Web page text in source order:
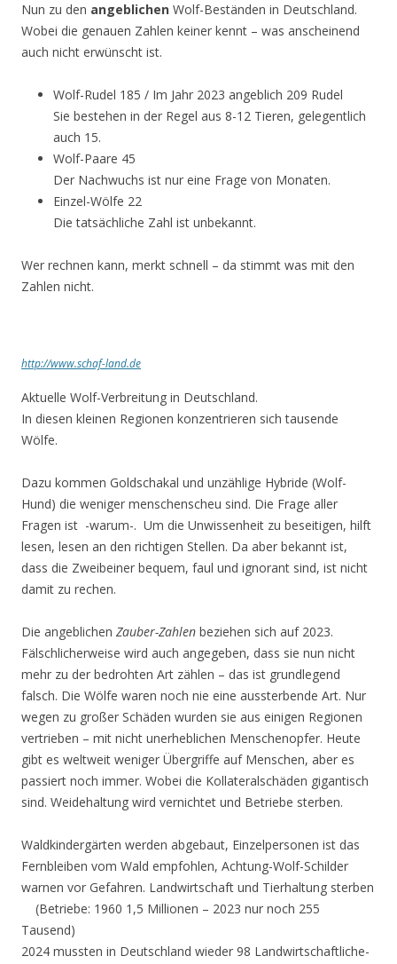
Nun zu den angeblichen Wolf-Beständen in Deutschland.
Wobei die genauen Zahlen keiner kennt – was anscheinend
auch nicht erwünscht ist.
Wolf-Rudel 185 / Im Jahr 2023 angeblich 209 Rudel
Sie bestehen in der Regel aus 8-12 Tieren, gelegentlich
auch 15.
Wolf-Paare 45
Der Nachwuchs ist nur eine Frage von Monaten.
Einzel-Wölfe 22
Die tatsächliche Zahl ist unbekannt.
Wer rechnen kann, merkt schnell – da stimmt was mit den
Zahlen nicht.
http://www.schaf-land.de
Aktuelle Wolf-Verbreitung in Deutschland.
In diesen kleinen Regionen konzentrieren sich tausende
Wölfe.
Dazu kommen Goldschakal und unzählige Hybride (Wolf-
Hund) die weniger menschenscheu sind. Die Frage aller
Fragen ist -warum-. Um die Unwissenheit zu beseitigen, hilft
lesen, lesen an den richtigen Stellen. Da aber bekannt ist,
dass die Zweibeiner bequem, faul und ignorant sind, ist nicht
damit zu rechen.
Die angeblichen Zauber-Zahlen beziehen sich auf 2023.
Fälschlicherweise wird auch angegeben, dass sie nun nicht
mehr zu der bedrohten Art zählen – das ist grundlegend
falsch. Die Wölfe waren noch nie eine aussterbende Art. Nur
wegen zu großer Schäden wurden sie aus einigen Regionen
vertrieben – mit nicht unerheblichen Menschenopfer. Heute
gibt es weltweit weniger Übergriffe auf Menschen, aber es
passiert noch immer. Wobei die Kollateralschäden gigantisch
sind. Weidehaltung wird vernichtet und Betriebe sterben.
Waldkindergärten werden abgebaut, Einzelpersonen ist das
Fernbleiben vom Wald empfohlen, Achtung-Wolf-Schilder
warnen vor Gefahren. Landwirtschaft und Tierhaltung sterben
(Betriebe: 1960 1,5 Millionen – 2023 nur noch 255
Tausend)
2024 mussten in Deutschland wieder 98 Landwirtschaftliche-